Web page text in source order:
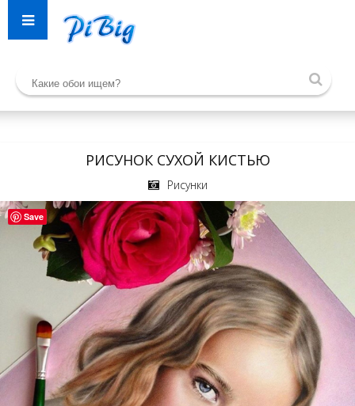
РИСУНОК СУХОЙ КИСТЬЮ
Рисунки
Save